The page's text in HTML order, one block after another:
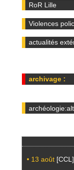
RoR Lille
Violences
actualités
archivage :
• 13 août